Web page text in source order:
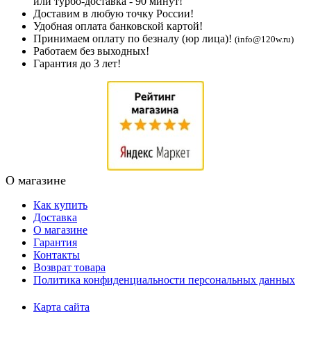
Доставим в любую точку России!
Удобная оплата банковской картой!
Принимаем оплату по безналу (юр лица)! (info@120w.ru)
Работаем без выходных!
Гарантия до 3 лет!
О магазине
Как купить
Доставка
О магазине
Гарантия
Контакты
Возврат товара
Политика конфиденциальности персональных данных
Карта сайта